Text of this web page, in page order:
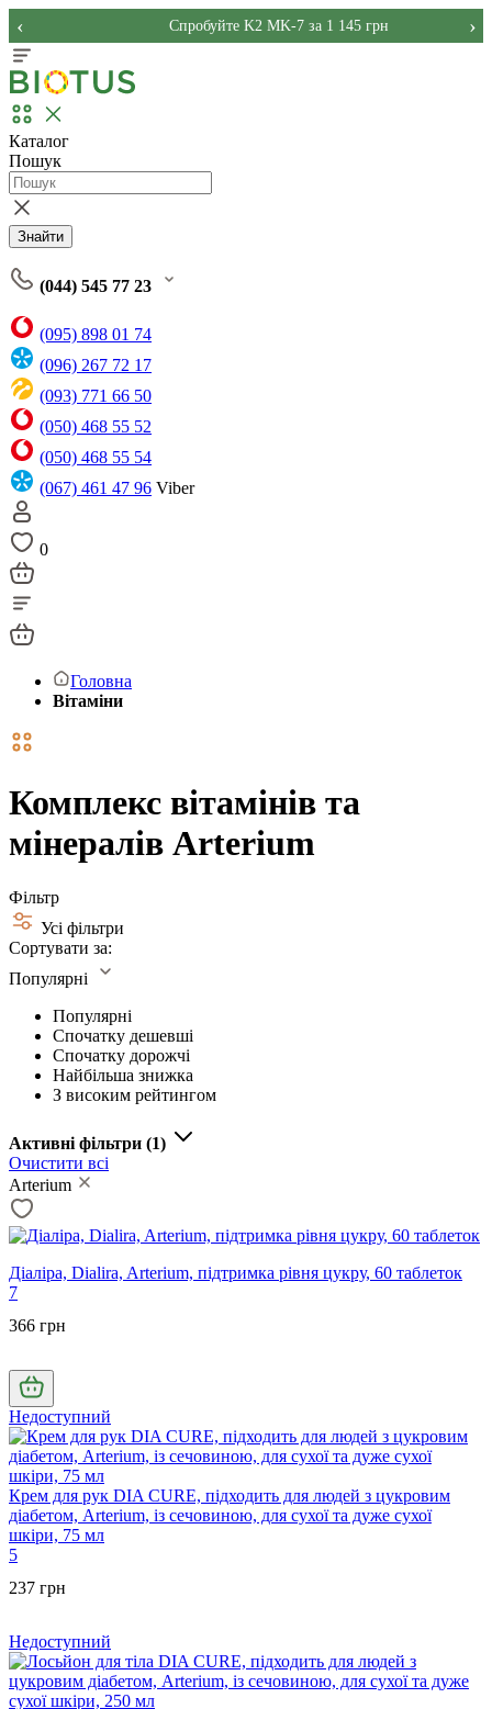
Спробуйте K2 MK-7 за 1 145 грн
‹ ›
Каталог
Пошук
Знайти
(044) 545 77 23
(095) 898 01 74
(096) 267 72 17
(093) 771 66 50
(050) 468 55 52
(050) 468 55 54
(067) 461 47 96 Viber
0
Головна
Вітаміни
Комплекс вітамінів та
мінералів Arterium
Фільтр
Усі фільтри
Сортувати за:
Популярні
Популярні
Спочатку дешевші
Спочатку дорожчі
Найбільша знижка
З високим рейтингом
Активні фільтри (1)
Очистити всі
Arterium
Діаліра, Dialira, Arterium, підтримка рівня цукру, 60 таблеток
7
366 грн
Недоступний
Крем для рук DIA CURE, підходить для людей з цукровим
діабетом, Arterium, із сечовиною, для сухої та дуже сухої
шкіри, 75 мл
5
237 грн
Недоступний